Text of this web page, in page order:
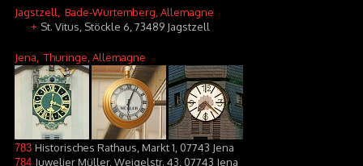
Jagstzell , Bade-Wurtemberg, Allemagne
+ St. Vitus, Stöckle 6, 73489 Jagstzell
Jena , Thuringe, Allemagne
783 Historisches Rathaus, Markt 1, 07743 Jena
784 Juwelier Müller, Weigelstr. 43, 07743 Jena